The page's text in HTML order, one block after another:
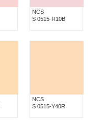
NCS
S 0515-R10B
NCS
S 0515-Y40R